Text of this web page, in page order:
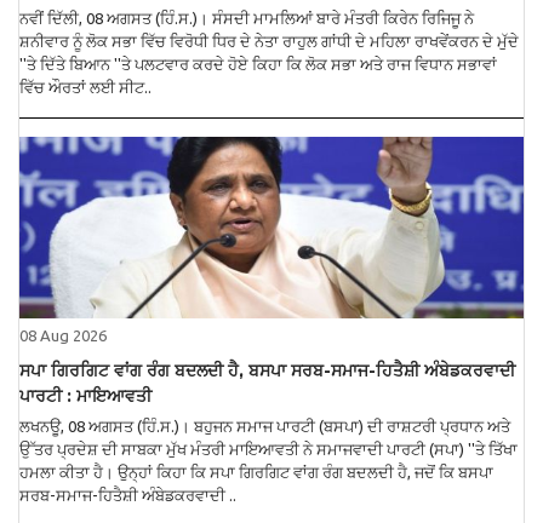
ਨਵੀਂ ਦਿੱਲੀ, 08 ਅਗਸਤ (ਹਿੰ.ਸ.)। ਸੰਸਦੀ ਮਾਮਲਿਆਂ ਬਾਰੇ ਮੰਤਰੀ ਕਿਰੇਨ ਰਿਜਿਜੂ ਨੇ
ਸ਼ਨੀਵਾਰ ਨੂੰ ਲੋਕ ਸਭਾ ਵਿੱਚ ਵਿਰੋਧੀ ਧਿਰ ਦੇ ਨੇਤਾ ਰਾਹੁਲ ਗਾਂਧੀ ਦੇ ਮਹਿਲਾ ਰਾਖਵੇਂਕਰਨ ਦੇ ਮੁੱਦੇ
''ਤੇ ਦਿੱਤੇ ਬਿਆਨ ''ਤੇ ਪਲਟਵਾਰ ਕਰਦੇ ਹੋਏ ਕਿਹਾ ਕਿ ਲੋਕ ਸਭਾ ਅਤੇ ਰਾਜ ਵਿਧਾਨ ਸਭਾਵਾਂ
ਵਿੱਚ ਔਰਤਾਂ ਲਈ ਸੀਟ..
08 Aug 2026
ਸਪਾ ਗਿਰਗਿਟ ਵਾਂਗ ਰੰਗ ਬਦਲਦੀ ਹੈ, ਬਸਪਾ ਸਰਬ-ਸਮਾਜ-ਹਿਤੈਸ਼ੀ ਅੰਬੇਡਕਰਵਾਦੀ
ਪਾਰਟੀ : ਮਾਇਆਵਤੀ
ਲਖਨਊ, 08 ਅਗਸਤ (ਹਿੰ.ਸ.)। ਬਹੁਜਨ ਸਮਾਜ ਪਾਰਟੀ (ਬਸਪਾ) ਦੀ ਰਾਸ਼ਟਰੀ ਪ੍ਰਧਾਨ ਅਤੇ
ਉੱਤਰ ਪ੍ਰਦੇਸ਼ ਦੀ ਸਾਬਕਾ ਮੁੱਖ ਮੰਤਰੀ ਮਾਇਆਵਤੀ ਨੇ ਸਮਾਜਵਾਦੀ ਪਾਰਟੀ (ਸਪਾ) ''ਤੇ ਤਿੱਖਾ
ਹਮਲਾ ਕੀਤਾ ਹੈ। ਉਨ੍ਹਾਂ ਕਿਹਾ ਕਿ ਸਪਾ ਗਿਰਗਿਟ ਵਾਂਗ ਰੰਗ ਬਦਲਦੀ ਹੈ, ਜਦੋਂ ਕਿ ਬਸਪਾ
ਸਰਬ-ਸਮਾਜ-ਹਿਤੈਸ਼ੀ ਅੰਬੇਡਕਰਵਾਦੀ ..